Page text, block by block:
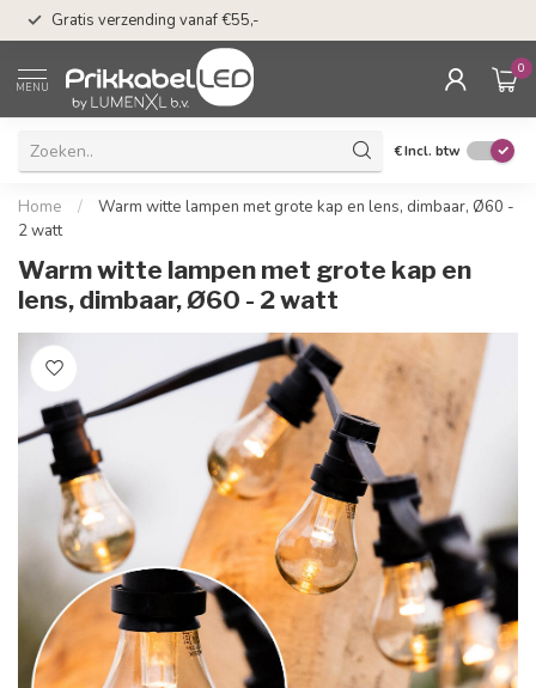
Gratis verzending vanaf €55,-
MENU
0
€Incl. btw
Home /
Warm witte lampen met grote kap en lens, dimbaar, Ø60 -
2 watt
Warm witte lampen met grote kap en
lens, dimbaar, Ø60 - 2 watt